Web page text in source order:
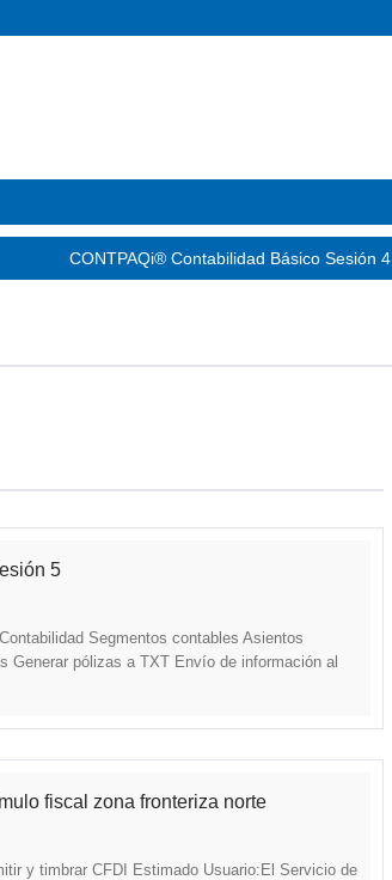
CONTPAQi® Contabilidad Básico Sesión 4
1
5
Segmentos contables Asientos
Generar pólizas a TXT Envío de información al
fiscal zona fronteriza norte
y timbrar CFDI Estimado Usuario:El Servicio de